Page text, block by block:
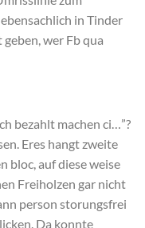
in Tinder
wer Fb qua
bezahlt machen ci…”?
Eres hangt zweite
bloc, auf diese weise
Freiholzen gar nicht
person storungsfrei
Da konnte